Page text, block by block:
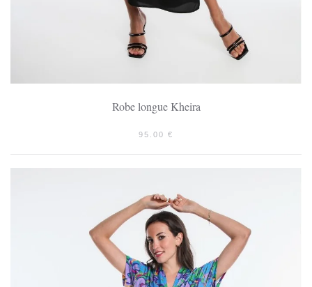
Robe longue Kheira
95.00 €